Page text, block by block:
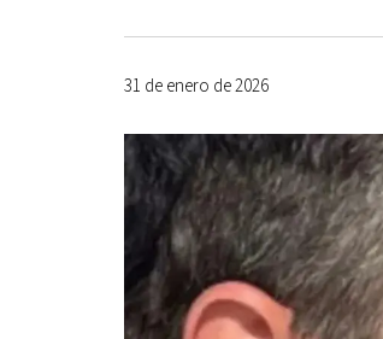
31 de enero de 2026